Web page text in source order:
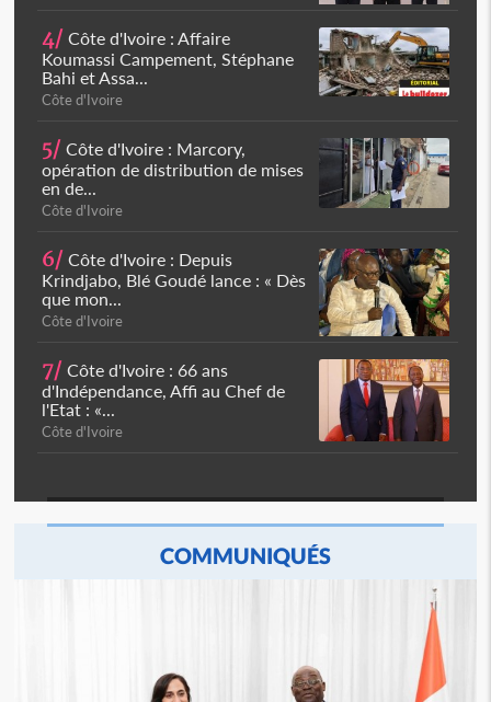
4/ Côte d'Ivoire : Affaire
Koumassi Campement, Stéphane
Bahi et Assa...
Côte d'Ivoire
5/ Côte d'Ivoire : Marcory,
opération de distribution de mises
en de...
Côte d'Ivoire
6/ Côte d'Ivoire : Depuis
Krindjabo, Blé Goudé lance : « Dès
que mon...
Côte d'Ivoire
7/ Côte d'Ivoire : 66 ans
d'Indépendance, Affi au Chef de
l'Etat : «...
Côte d'Ivoire
COMMUNIQUÉS